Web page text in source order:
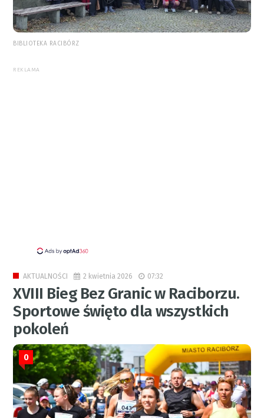
BIBLIOTEKA RACIBÓRZ
REKLAMA
AKTUALNOŚCI 2 kwietnia 2026 07:32
XVIII Bieg Bez Granic w Raciborzu.
Sportowe święto dla wszystkich
pokoleń
0